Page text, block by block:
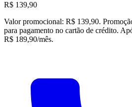
R$ 139,90
Valor promocional: R$ 139,90.
para pagamento no cartão de crédito.
R$ 189,90/mês.